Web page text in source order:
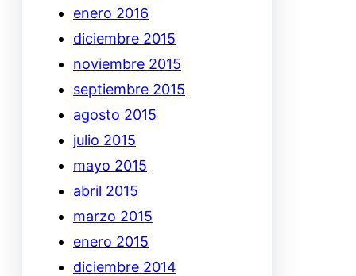
enero 2016
diciembre 2015
noviembre 2015
septiembre 2015
agosto 2015
julio 2015
mayo 2015
abril 2015
marzo 2015
enero 2015
diciembre 2014